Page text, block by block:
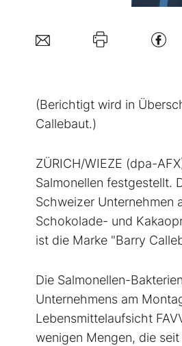
(Berichtigt wird in
Callebaut.)
ZÜRICH/WIEZE (dpa-
Salmonellen festgestellt.
Schweizer Unternehmen
Schokolade- und
ist die Marke "Barry
Die Salmonellen-
Unternehmens am
Lebensmittelaufsicht
wenigen Mengen, die